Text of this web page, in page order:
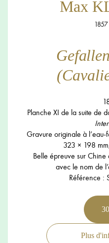
Max
Planche XI de la suite de
Gravure originale à
323 × 198
Belle épreuve sur Chine
avec le nom de
Référence :
Plus